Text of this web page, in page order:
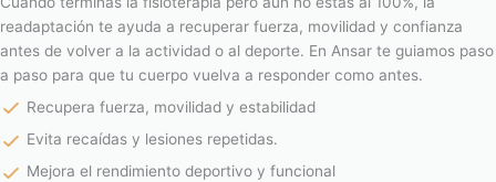
readaptación te ayuda a recuperar fuerza, movilidad y confianza
antes de volver a la actividad o al deporte. En Ansar te guiamos paso
a paso para que tu cuerpo vuelva a responder como antes.
Recupera fuerza, movilidad y estabilidad
Evita recaídas y lesiones repetidas.
Mejora el rendimiento deportivo y funcional